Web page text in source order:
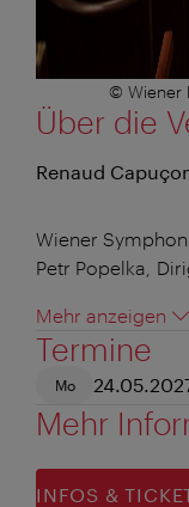
© Wiener
Über die
Renaud
Wiener
Petr Popelka,
Mehr anzeigen
Termine
Mo
Mehr
INFOS &